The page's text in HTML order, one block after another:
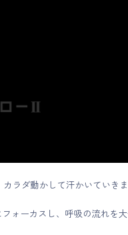
カラダ動かして汗かいていき
フォーカスし、呼吸の流れを